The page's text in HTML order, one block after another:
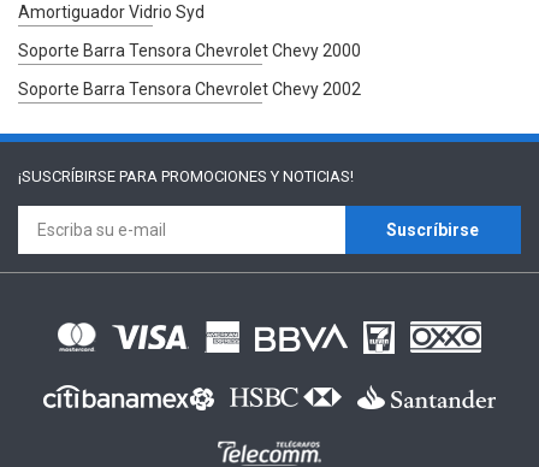
Amortiguador Vidrio Syd
Soporte Barra Tensora Chevrolet Chevy 2000
Soporte Barra Tensora Chevrolet Chevy 2002
¡SUSCRÍBIRSE PARA PROMOCIONES Y NOTICIAS!
Suscríbirse